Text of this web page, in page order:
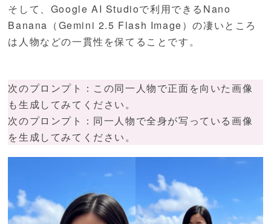
そして、Google AI Studioで利用できるNano
Banana（Gemini 2.5 Flash Image）の凄いところ
は人物などの一貫性を保てることです。
次のプロンプト：この同一人物で正面を向いた画像
も生成してみてください。
次のプロンプト：同一人物で全身が写っている画像
を生成してみてください。